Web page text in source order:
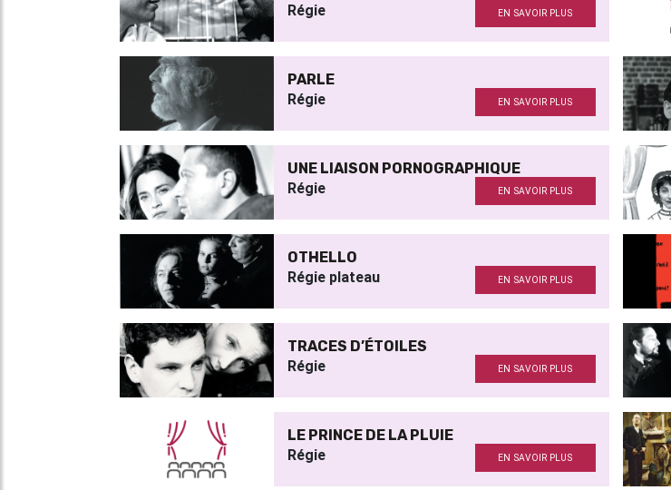
Régie EN SAVOIR PLUS
PARLE
Régie EN SAVOIR PLUS
UNE LIAISON PORNOGRAPHIQUE
Régie EN SAVOIR PLUS
OTHELLO
Régie plateau EN SAVOIR PLUS
TRACES D’ÉTOILES
Régie EN SAVOIR PLUS
LE PRINCE DE LA PLUIE
Régie EN SAVOIR PLUS